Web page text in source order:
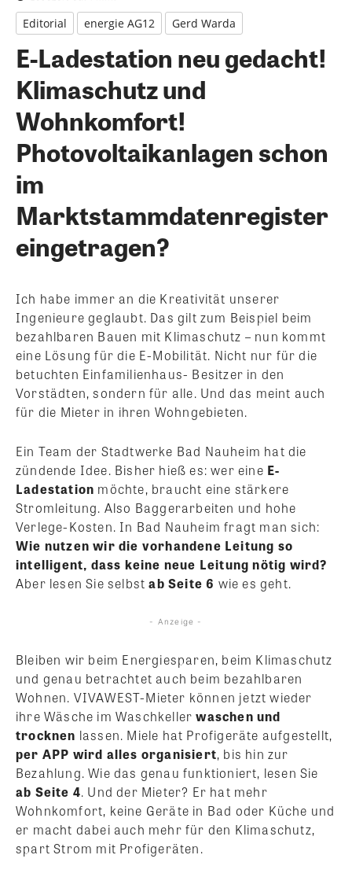
Editorial energie AG12 Gerd Warda
E-Ladestation neu gedacht!
Klimaschutz und
Wohnkomfort!
Photovoltaikanlagen schon
im
Marktstammdatenregister
eingetragen?
Ich habe immer an die Kreativität unserer
Ingenieure geglaubt. Das gilt zum Beispiel beim
bezahlbaren Bauen mit Klimaschutz – nun kommt
eine Lösung für die E-Mobilität. Nicht nur für die
betuchten Einfamilienhaus- Besitzer in den
Vorstädten, sondern für alle. Und das meint auch
für die Mieter in ihren Wohngebieten.
Ein Team der Stadtwerke Bad Nauheim hat die
zündende Idee. Bisher hieß es: wer eine E-
Ladestation möchte, braucht eine stärkere
Stromleitung. Also Baggerarbeiten und hohe
Verlege-Kosten. In Bad Nauheim fragt man sich:
Wie nutzen wir die vorhandene Leitung so
intelligent, dass keine neue Leitung nötig wird?
Aber lesen Sie selbstab Seite 6 wie es geht.
- Anzeige -
Bleiben wir beim Energiesparen, beim Klimaschutz
und genau betrachtet auch beim bezahlbaren
Wohnen. VIVAWEST-Mieter können jetzt wieder
ihre Wäsche im Waschkellerwaschen und
trocknen lassen. Miele hat Profigeräte aufgestellt,
per APP wird alles organisiert, bis hin zur
Bezahlung. Wie das genau funktioniert, lesen Sie
ab Seite 4. Und der Mieter? Er hat mehr
Wohnkomfort, keine Geräte in Bad oder Küche und
er macht dabei auch mehr für den Klimaschutz,
spart Strom mit Profigeräten.